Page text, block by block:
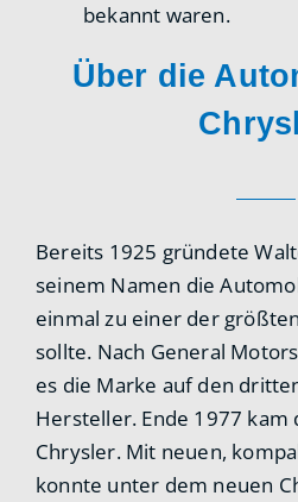
bekannt waren.
Über die
Bereits 1925 gründete
seinem Namen die
einmal zu einer der
sollte. Nach General
es die Marke auf den
Hersteller. Ende 1977
Chrysler. Mit neuen,
konnte unter dem neuen